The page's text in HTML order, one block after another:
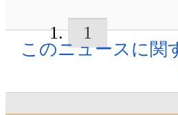
1
このニュースに関